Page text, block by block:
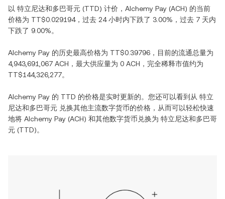
以 特立尼达和多巴哥元 (TTD) 计价， Alchemy Pay (ACH) 的当前
价格为 TT$0.029194，过去 24 小时内下跌了 3.00% ，过去 7 天内
下跌了 9.00%。
Alchemy Pay 的历史最高价格为 TT$0.39796 ，目前的流通总量为
4,943,691,067 ACH ，最大供应量为 0 ACH ，完全稀释市值约为
TT$144,326,277。
Alchemy Pay 的 TTD 的价格是实时更新的。您还可以看到从 特立
尼达和多巴哥元 兑换其他主流数字货币的价格，从而可以轻松快速
地将 Alchemy Pay (ACH) 和其他数字货币兑换为 特立尼达和多巴哥
元 (TTD)。